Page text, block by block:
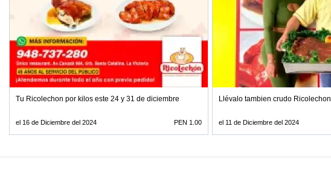
Tu Ricolechon por kilos este 24 y 31 de diciembre
el 16 de Diciembre del 2024 PEN 1.00
Llévalo tambien crudo Ricolechon
el 11 de Diciembre del 2024